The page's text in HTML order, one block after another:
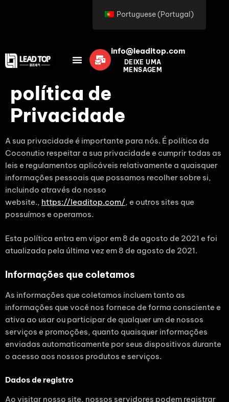
info@leaditop.com
DEIXE UMA
MENSAGEM
política de
Privacidade
A sua privacidade é importante para nós. É política da
Coconutio respeitar a sua privacidade e cumprir todas as
leis e regulamentos aplicáveis relativamente a quaisquer
informações pessoais que possamos recolher sobre si,
incluindo através do nosso
website., https://leaditop.com/, e outros sites que
possuímos e operamos.
Esta política entra em vigor em 8 de agosto de 2021 e foi
atualizada pela última vez em 8 de agosto de 2021.
Informações que coletamos
As informações que coletamos incluem tanto as
informações que você nos fornece de forma consciente e
ativa ao usar ou participar de qualquer um de nossos
serviços e promoções, quanto quaisquer informações
enviadas automaticamente por seus dispositivos durante
o acesso aos nossos produtos e serviços.
Dados de registro
Ao visitar nosso site, nossos servidores podem registrar
Portuguese (Portugal)